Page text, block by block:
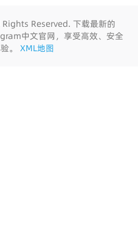
Reserved. 下载最新的
中文官网，享受高效、安全
。 XML地图